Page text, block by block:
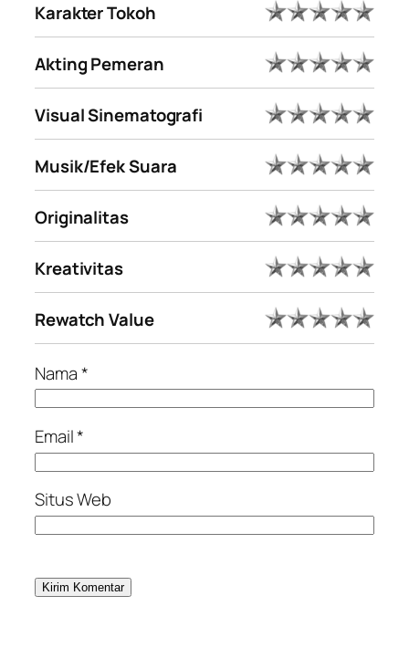
Karakter Tokoh
Akting Pemeran
Visual Sinematografi
Musik/Efek Suara
Originalitas
Kreativitas
Rewatch Value
Nama*
Email*
Situs Web